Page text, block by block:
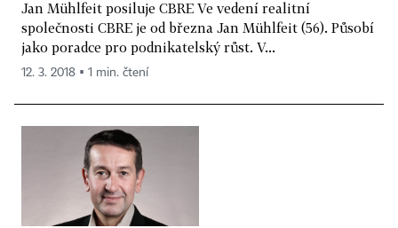
Jan Mühlfeit posiluje CBRE Ve vedení realitní
společnosti CBRE je od března Jan Mühlfeit (56). Působí
jako poradce pro podnikatelský růst. V...
12. 3. 2018 ▪ 1 min. čtení